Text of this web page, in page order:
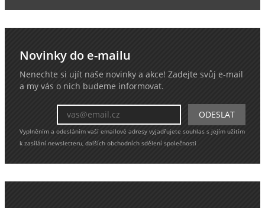
Novinky do e-mailu
Nenechte si ujít naše novinky a akce! Zadejte svůj e-mail
a my vás o nich budeme informovat.
Vyplněním a odesláním vaší emailové adresy vyjadřujete souhlas s jejím užitím
k zasílání newsletteru, dalších obchodních sdělení společnosti